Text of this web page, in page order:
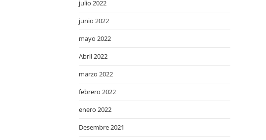
julio 2022
junio 2022
mayo 2022
Abril 2022
marzo 2022
febrero 2022
enero 2022
Desembre 2021